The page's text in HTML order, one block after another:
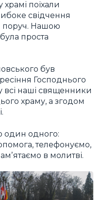
поїхали
свідчення
поруч. Нашою
проста
був
Господнього
всі наші священники
храму, а згодом
один одного:
телефонуємо,
в молитві.